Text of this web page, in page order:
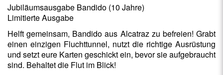
Jubiläumsausgabe Bandido (10 Jahre)
Limitierte Ausgabe
Helft gemeinsam, Bandido aus Alcatraz zu befreien! Grabt
einen einzigen Fluchttunnel, nutzt die richtige Ausrüstung
und setzt eure Karten geschickt ein, bevor sie aufgebraucht
sind. Behaltet die Flut im Blick!